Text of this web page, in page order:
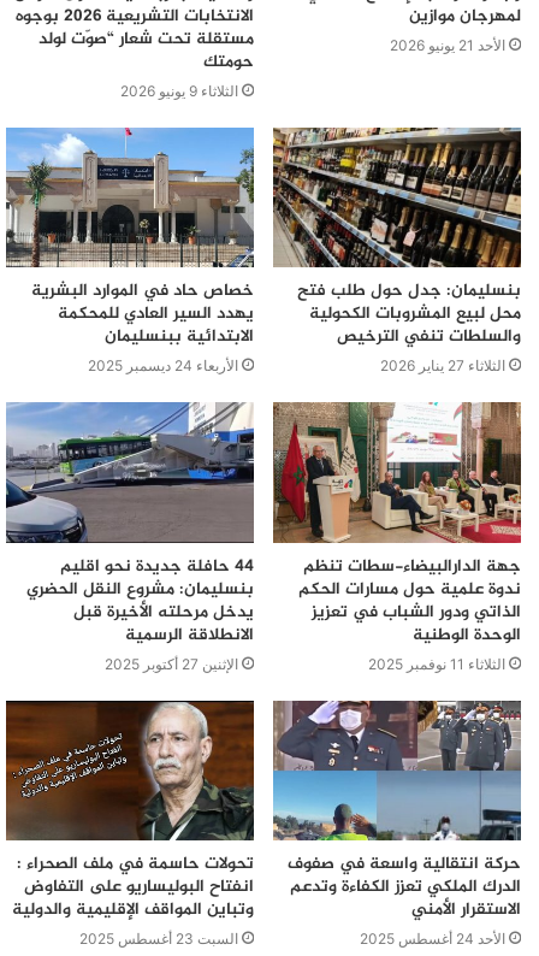
لمهرجان موازين
الأحد 21 يونيو 2026
الانتخابات التشريعية 2026 بوجوه
مستقلة تحت شعار “صوّت لولد
حومتك
الثلاثاء 9 يونيو 2026
بنسليمان: جدل حول طلب فتح
محل لبيع المشروبات الكحولية
والسلطات تنفي الترخيص
الثلاثاء 27 يناير 2026
خصاص حاد في الموارد البشرية
يهدد السير العادي للمحكمة
الابتدائية ببنسليمان
الأربعاء 24 ديسمبر 2025
جهة الدارالبيضاء-سطات تنظم
ندوة علمية حول مسارات الحكم
الذاتي ودور الشباب في تعزيز
الوحدة الوطنية
الثلاثاء 11 نوفمبر 2025
44 حافلة جديدة نحو اقليم
بنسليمان: مشروع النقل الحضري
يدخل مرحلته الأخيرة قبل
الانطلاقة الرسمية
الإثنين 27 أكتوبر 2025
حركة انتقالية واسعة في صفوف
الدرك الملكي تعزز الكفاءة وتدعم
الاستقرار الأمني
الأحد 24 أغسطس 2025
تحولات حاسمة في ملف الصحراء :
انفتاح البوليساريو على التفاوض
وتباين المواقف الإقليمية والدولية
السبت 23 أغسطس 2025